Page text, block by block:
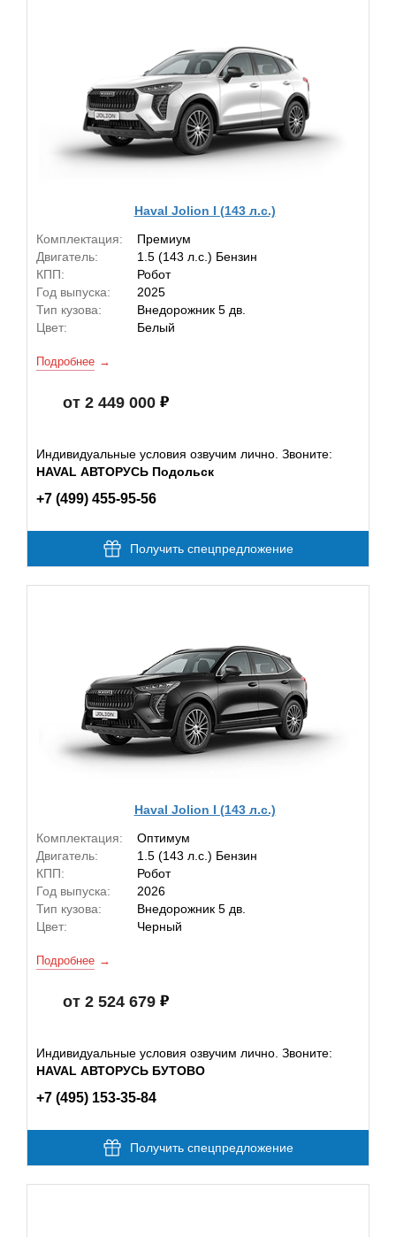
Haval Jolion I (143 л.с.)
Комплектация:
Премиум
Двигатель:
1.5 (143 л.с.) Бензин
КПП:
Робот
Год выпуска:
2025
Тип кузова:
Внедорожник 5 дв.
Цвет:
Белый
Подробнее
от 2 449 000
Индивидуальные условия озвучим лично. Звоните:
HAVAL АВТОРУСЬ Подольск
+7 (499) 455-95-56
Получить спецпредложение
Haval Jolion I (143 л.с.)
Комплектация:
Оптимум
Двигатель:
1.5 (143 л.с.) Бензин
КПП:
Робот
Год выпуска:
2026
Тип кузова:
Внедорожник 5 дв.
Цвет:
Черный
Подробнее
от 2 524 679
Индивидуальные условия озвучим лично. Звоните:
HAVAL АВТОРУСЬ БУТОВО
+7 (495) 153-35-84
Получить спецпредложение